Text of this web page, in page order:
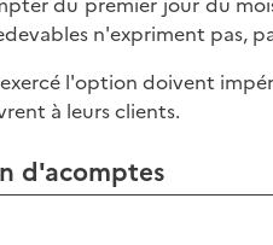
n'expriment pas,
l'option doivent
à leurs clients.
d'acomptes